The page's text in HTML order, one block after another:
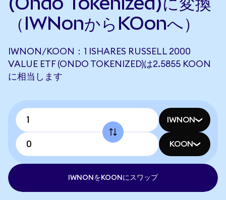
（IWNonからKOonへ）
IWNON/KOON：1 ISHARES RUSSELL 2000
VALUE ETF (ONDO TOKENIZED)は2.5855 KOON
に相当します
IWNON
KOON
IWNONをKOONにスワップ